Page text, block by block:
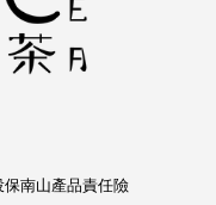
保南山產品責任險